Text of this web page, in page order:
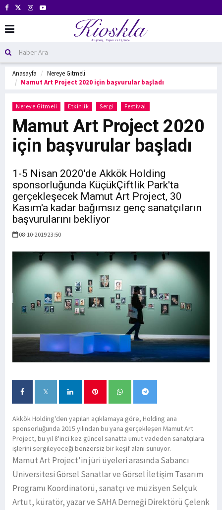
Anasayfa
Nereye Gitmeli
Mamut Art Project 2020 için başvurular başladı
Nereye Gitmeli Etkinlik Sergi Festival
Mamut Art Project 2020
için başvurular başladı
1-5 Nisan 2020'de Akkök Holding
sponsorluğunda KüçükÇiftlik Park'ta
gerçekleşecek Mamut Art Project, 30
Kasım'a kadar bağımsız genç sanatçıların
başvurularını bekliyor
08-10-2019 23:50
Akkök Holding'den yapılan açıklamaya göre, Holding ana
sponsorluğunda 2015 yılından bu yana gerçekleşen Mamut Art
Project, bu yıl 8'inci kez güncel sanatta umut vadeden sanatçılara
işlerini sergileyeceği benzersiz bir keşif alanı sunuyor.
Mamut Art Project'in jüri üyeleri arasında Sabancı
Üniversitesi Görsel Sanatlar ve Görsel İletişim Tasarım
Programı Koordinatörü, sanatçı ve müzisyen Selçuk
Artut, küratör, yazar ve SAHA Derneği Direktörü Çelenk